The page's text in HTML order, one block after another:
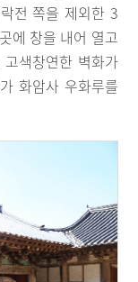
전 쪽을 제외한 3
에 창을 내어 열고
색창연한 벽화가
화암사 우화루를